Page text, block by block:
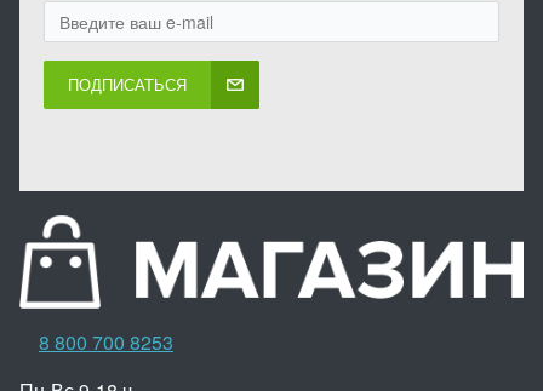
ПОДПИСАТЬСЯ
8 800 700 8253